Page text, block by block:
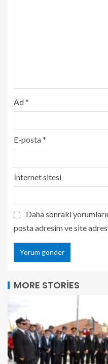
Ad*
E-posta*
İnternet sitesi
Daha sonraki
posta adresim ve site
MORE STORIES